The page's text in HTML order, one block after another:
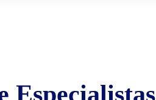
Especialistas